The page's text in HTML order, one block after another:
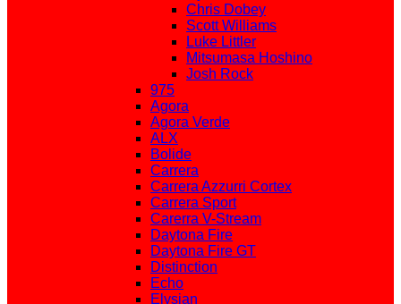
Chris Dobey
Scott Williams
Luke Littler
Mitsumasa Hoshino
Josh Rock
975
Agora
Agora Verde
ALX
Bolide
Carrera
Carrera Azzurri Cortex
Carrera Sport
Carerra V-Stream
Daytona Fire
Daytona Fire GT
Distinction
Echo
Elysian